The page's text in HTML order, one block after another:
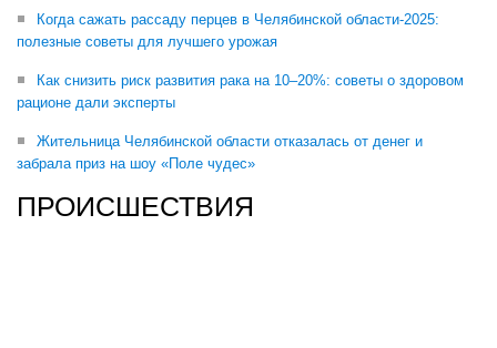
Когда сажать рассаду перцев в Челябинской области-2025:
полезные советы для лучшего урожая
Как снизить риск развития рака на 10–20%: советы о здоровом
рационе дали эксперты
Жительница Челябинской области отказалась от денег и
забрала приз на шоу «Поле чудес»
ПРОИСШЕСТВИЯ